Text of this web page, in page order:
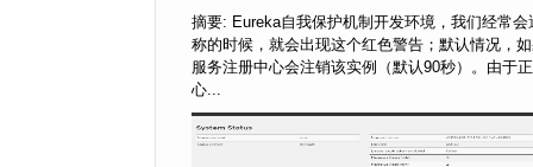
摘要: Eureka自我保护机制开发环境，我们经常
称的时候，就会出现这个红色警告；默认情况，
服务注册中心会注销该实例（默认90秒）。由于
心...